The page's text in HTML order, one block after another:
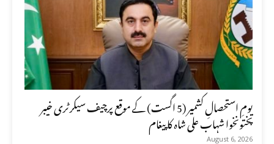
یومِ استحصالِ کشمیر (5 اگست) کے موقع پرچیف سیکرٹری خیبر
پختونخوا شہاب علی شاہ کا پیغام
August 6, 2026